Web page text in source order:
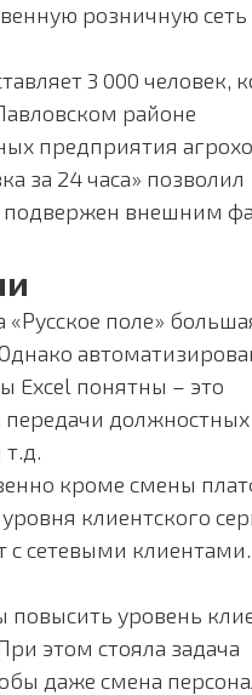
розничную сеть
3 000 человек,
районе
предприятия
за 24 часа» позволил
внешним
поле»
Excel понятны – это
передачи
кроме смены
клиентского
с сетевыми клиентами.
повысить уровень
этом стояла задача
даже смена